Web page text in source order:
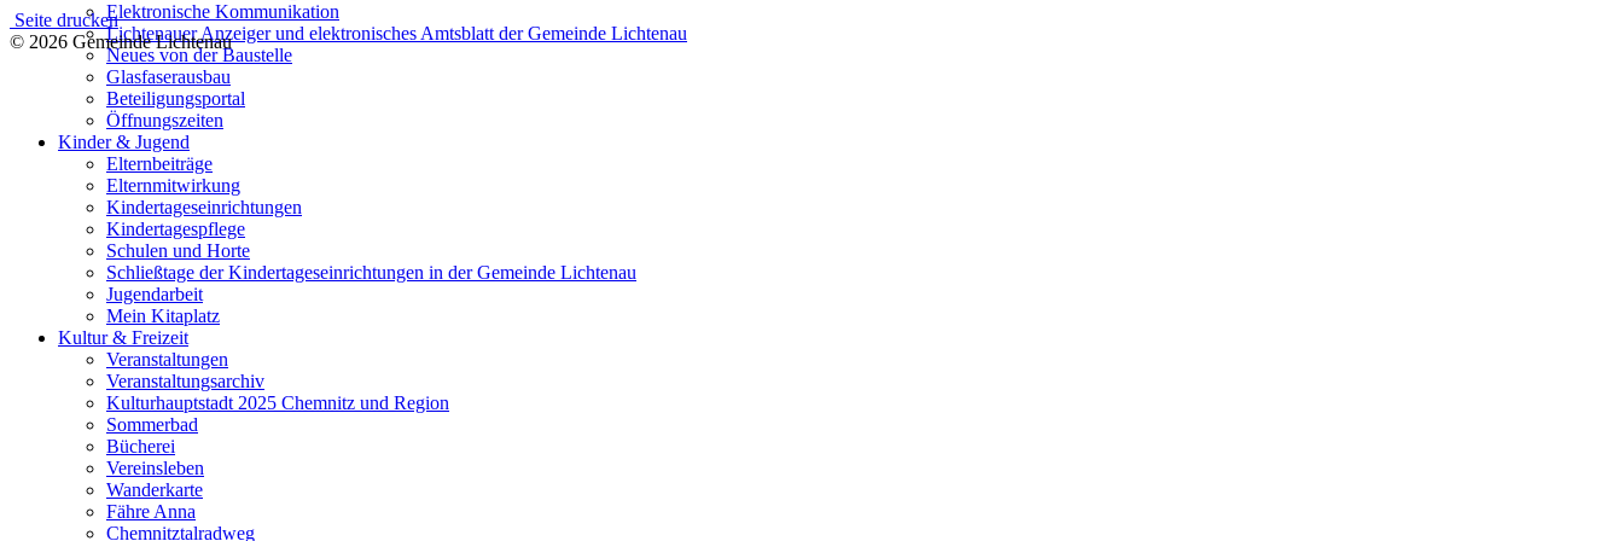
Elektronische Kommunikation
Lichtenauer Anzeiger und elektronisches Amtsblatt der Gemeinde Lichtenau
Neues von der Baustelle
Glasfaserausbau
Beteiligungsportal
Öffnungszeiten
Kinder & Jugend
Elternbeiträge
Elternmitwirkung
Kindertageseinrichtungen
Kindertagespflege
Schulen und Horte
Schließtage der Kindertageseinrichtungen in der Gemeinde Lichtenau
Jugendarbeit
Mein Kitaplatz
Kultur & Freizeit
Veranstaltungen
Veranstaltungsarchiv
Kulturhauptstadt 2025 Chemnitz und Region
Sommerbad
Bücherei
Vereinsleben
Wanderkarte
Fähre Anna
Chemnitztalradweg
Seite drucken
© 2026 Gemeinde Lichtenau